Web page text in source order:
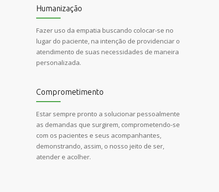
Humanização
Fazer uso da empatia buscando colocar-se no
lugar do paciente, na intenção de providenciar o
atendimento de suas necessidades de maneira
personalizada.
Comprometimento
Estar sempre pronto a solucionar pessoalmente
as demandas que surgirem, comprometendo-se
com os pacientes e seus acompanhantes,
demonstrando, assim, o nosso jeito de ser,
atender e acolher.